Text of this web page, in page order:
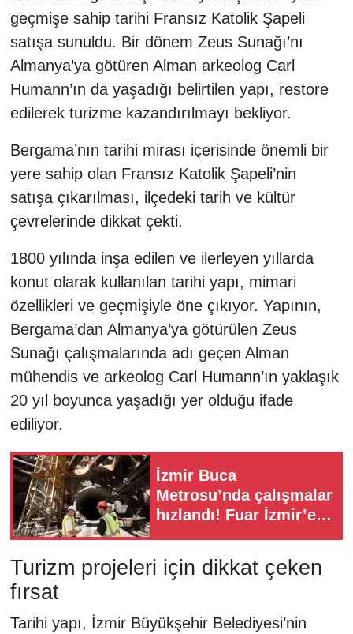
geçmişe sahip tarihi Fransız Katolik Şapeli
satışa sunuldu. Bir dönem Zeus Sunağı’nı
Almanya’ya götüren Alman arkeolog Carl
Humann’ın da yaşadığı belirtilen yapı, restore
edilerek turizme kazandırılmayı bekliyor.
Bergama’nın tarihi mirası içerisinde önemli bir
yere sahip olan Fransız Katolik Şapeli’nin
satışa çıkarılması, ilçedeki tarih ve kültür
çevrelerinde dikkat çekti.
1800 yılında inşa edilen ve ilerleyen yıllarda
konut olarak kullanılan tarihi yapı, mimari
özellikleri ve geçmişiyle öne çıkıyor. Yapının,
Bergama’dan Almanya’ya götürülen Zeus
Sunağı çalışmalarında adı geçen Alman
mühendis ve arkeolog Carl Humann’ın yaklaşık
20 yıl boyunca yaşadığı yer olduğu ifade
ediliyor.
İzmir Buca
Metrosu’nda çalışmalar
hızlandı! Fuar İzmir’e
Turizm projeleri için dikkat çeken
fırsat
Tarihi yapı, İzmir Büyükşehir Belediyesi’nin